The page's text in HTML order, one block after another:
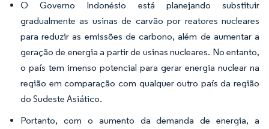
O Governo Indonésio está planejando substituir
gradualmente as usinas de carvão por reatores nucleares
para reduzir as emissões de carbono, além de aumentar a
geração de energia a partir de usinas nucleares. No entanto,
o país tem imenso potencial para gerar energia nuclear na
região em comparação com qualquer outro país da região
do Sudeste Asiático.
Portanto, com o aumento da demanda de energia, a